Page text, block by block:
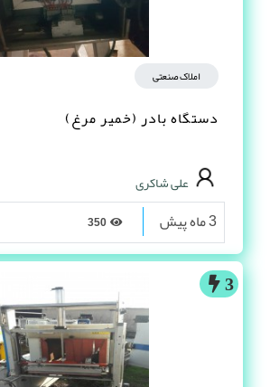
املاک صنعتی
دستگاه بادر (خمیر مرغ)
علی شاکری
3 ماه پیش
3